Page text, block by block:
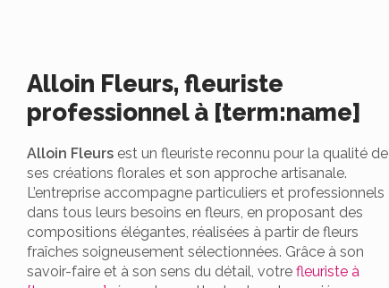
Alloin Fleurs, fleuriste
professionnel à [term:name]
Alloin Fleurs est un fleuriste reconnu pour la qualité de
ses créations florales et son approche artisanale.
L’entreprise accompagne particuliers et professionnels
dans tous leurs besoins en fleurs, en proposant des
compositions élégantes, réalisées à partir de fleurs
fraîches soigneusement sélectionnées. Grâce à son
savoir-faire et à son sens du détail, votre fleuriste à